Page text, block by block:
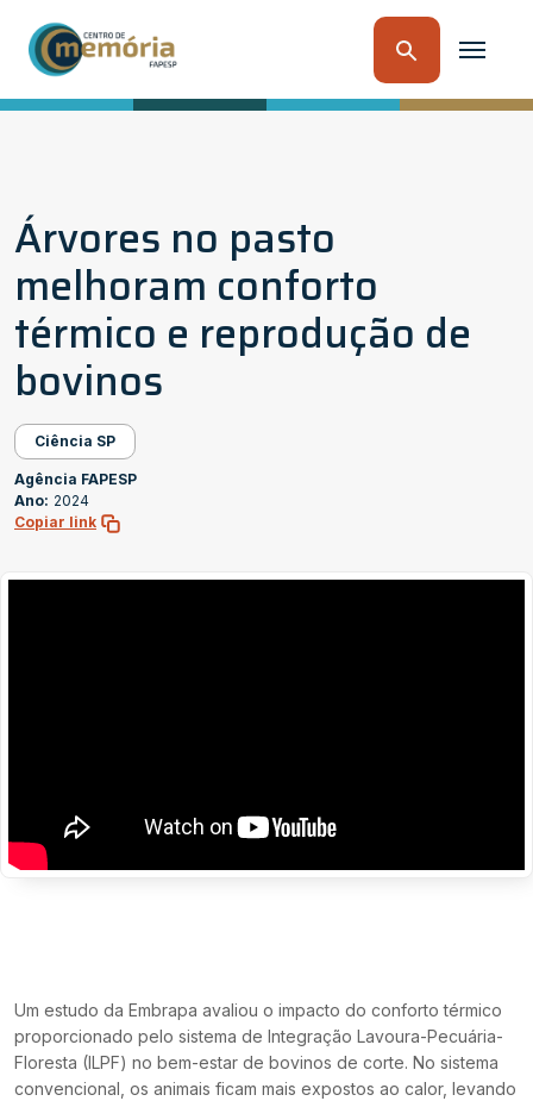
Árvores no pasto
melhoram conforto
térmico e reprodução de
bovinos
Ciência SP
Agência FAPESP
Ano: 2024
Copiar link
Um estudo da Embrapa avaliou o impacto do conforto térmico
proporcionado pelo sistema de Integração Lavoura-Pecuária-
Floresta (ILPF) no bem-estar de bovinos de corte. No sistema
convencional, os animais ficam mais expostos ao calor, levando